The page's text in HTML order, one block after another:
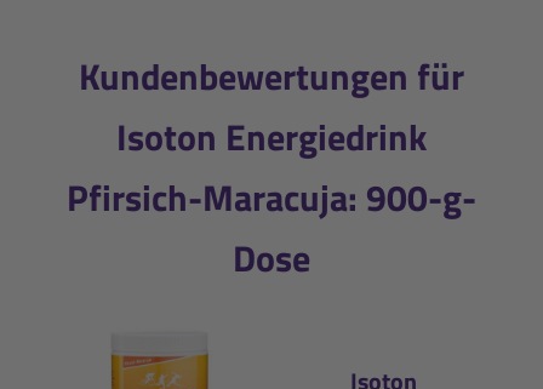
Kundenbewertungen für
Isoton Energiedrink
Pfirsich-Maracuja: 900-g-
Dose
Isoton